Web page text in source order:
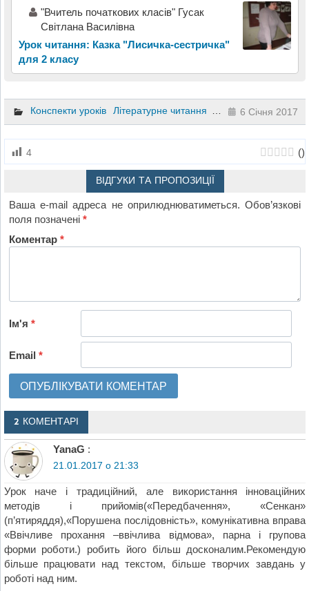
"Вчитель початкових класів" Гусак
Світлана Василівна
Урок читання: Казка "Лисичка-сестричка"
для 2 класу
Конспекти уроків Літературне читання 2 клас6 Січня 2017
4 ()
ВІДГУКИ ТА ПРОПОЗИЦІЇ
Ваша e-mail адреса не оприлюднюватиметься. Обов’язкові
поля позначені*
Коментар*
Ім'я*
Email*
2 КОМЕНТАРІ
YanaG :
21.01.2017 о 21:33
Урок наче і традиційний, але використання інноваційних
методів і прийомів(«Передбачення», «Сенкан»
(п’ятиряддя),«Порушена послідовність», комунікативна вправа
«Ввічливе прохання –ввічлива відмова», парна і групова
форми роботи.) робить його більш досконалим.Рекомендую
більше працювати над текстом, більше творчих завдань у
роботі над ним.